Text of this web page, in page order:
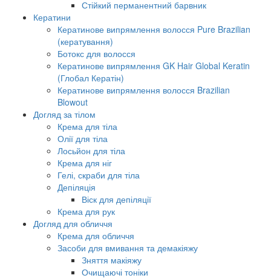
Стійкий перманентний барвник
Кератини
Кератинове випрямлення волосся Pure Brazilian
(кератування)
Ботокс для волосся
Кератинове випрямлення GK Hair Global Keratin
(Глобал Кератін)
Кератинове випрямлення волосся Brazilian
Blowout
Догляд за тілом
Крема для тіла
Олії для тіла
Лосьйон для тіла
Крема для ніг
Гелі, скраби для тіла
Депіляція
Віск для депіляції
Крема для рук
Догляд для обличчя
Крема для обличчя
Засоби для вмивання та демакіяжу
Зняття макіяжу
Очищаючі тоніки